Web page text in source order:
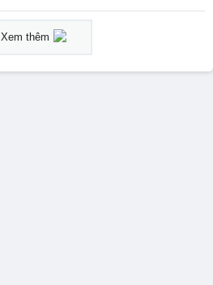
Xem thêm